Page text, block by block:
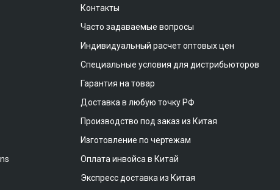
Контакты
Часто задаваемые вопросы
Индивидуальный расчет оптовых цен
Специальные условия для дистрибьюторов
Гарантия на товар
Доставка в любую точку РФ
Производство под заказ из Китая
Изготовление по чертежам
Оплата инвойса в Китай
Экспресс доставка из Китая